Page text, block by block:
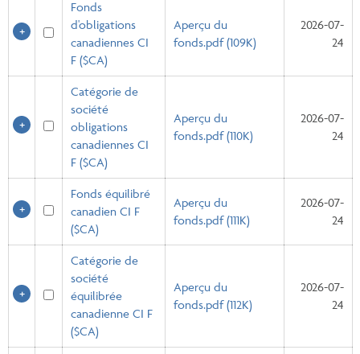
Fonds
d'obligations
canadiennes CI
F ($CA)
Aperçu du
fonds.pdf (109K)
2026-07-
24
Catégorie de
société
obligations
canadiennes CI
F ($CA)
Aperçu du
fonds.pdf (110K)
2026-07-
24
Fonds équilibré
canadien CI F
($CA)
Aperçu du
fonds.pdf (111K)
2026-07-
24
Catégorie de
société
équilibrée
canadienne CI F
($CA)
Aperçu du
fonds.pdf (112K)
2026-07-
24